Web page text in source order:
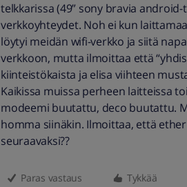
telkkarissa (49” sony bravia
verkkoyhteydet. Noh ei kun
löytyi meidän wifi-verkko ja siitä
verkkoon, mutta ilmoittaa että
kiinteistökaista ja elisa viihteen
Kaikissa muissa perheen laitteissa
modeemi buutattu, deco buutattu.
homma siinäkin. Ilmoittaa, että
seuraavaksi??
Paras vastaus Tykkää